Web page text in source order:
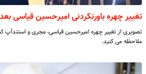
تغییر چهره باورنکردنی امیرحسین قیاسی
تصویری از تغییر چهره امیرحسین قیاسی، مجری و استندآپ
ملاحظه می کنید.